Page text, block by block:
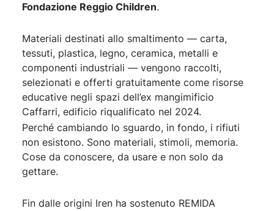
Fondazione Reggio Children.
Materiali destinati allo smaltimento — carta,
tessuti, plastica, legno, ceramica, metalli e
componenti industriali — vengono raccolti,
selezionati e offerti gratuitamente come risorse
educative negli spazi dell’ex mangimificio
Caffarri, edificio riqualificato nel 2024.
Perché cambiando lo sguardo, in fondo, i rifiuti
non esistono. Sono materiali, stimoli, memoria.
Cose da conoscere, da usare e non solo da
gettare.
Fin dalle origini Iren ha sostenuto REMIDA